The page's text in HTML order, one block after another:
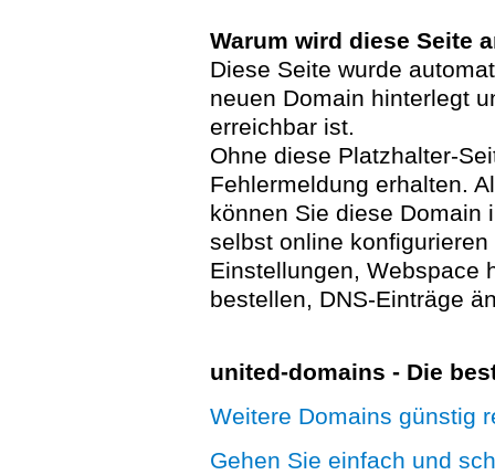
Warum wird diese Seite
Diese Seite wurde
neuen Domain hinterlegt
erreichbar ist.
Ohne diese Platzhalter-
Fehlermeldung erhalten.
können Sie diese Domain
selbst online
Einstellungen, Webspace
bestellen, DNS-Einträge
united-domains - Die
Weitere Domains günstig
Gehen Sie einfach und